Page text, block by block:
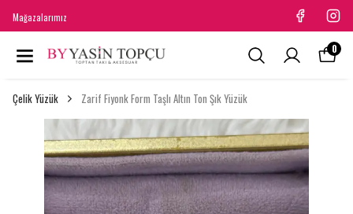
Mağazalarımız
0
Çelik Yüzük Zarif Fiyonk Form Taşlı Altın Ton Şık Yüzük